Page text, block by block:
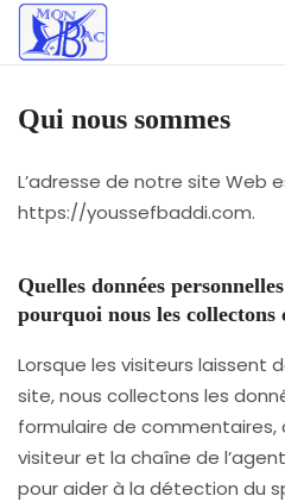
Qui nous sommes
L’adresse de notre site Web
https://youssefbaddi.com.
Quelles données
pourquoi nous les collectons
Lorsque les visiteurs laissent
site, nous collectons les
formulaire de commentaires,
visiteur et la chaîne de
pour aider à la détection du